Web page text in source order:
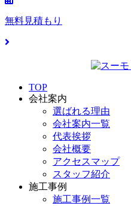
無料見積もり
TOP
会社案内
選ばれる理由
会社案内一覧
代表挨拶
会社概要
アクセスマップ
スタッフ紹介
施工事例
施工事例一覧